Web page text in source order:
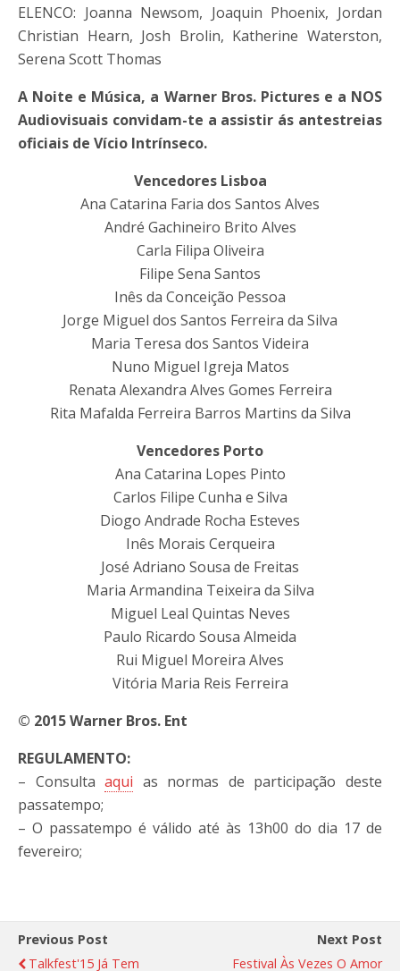
ELENCO: Joanna Newsom, Joaquin Phoenix, Jordan
Christian Hearn, Josh Brolin, Katherine Waterston,
Serena Scott Thomas
A Noite e Música, a Warner Bros. Pictures e a NOS
Audiovisuais convidam-te a assistir ás antestreias
oficiais de Vício Intrínseco.
Vencedores Lisboa
Ana Catarina Faria dos Santos Alves
André Gachineiro Brito Alves
Carla Filipa Oliveira
Filipe Sena Santos
Inês da Conceição Pessoa
Jorge Miguel dos Santos Ferreira da Silva
Maria Teresa dos Santos Videira
Nuno Miguel Igreja Matos
Renata Alexandra Alves Gomes Ferreira
Rita Mafalda Ferreira Barros Martins da Silva
Vencedores Porto
Ana Catarina Lopes Pinto
Carlos Filipe Cunha e Silva
Diogo Andrade Rocha Esteves
Inês Morais Cerqueira
José Adriano Sousa de Freitas
Maria Armandina Teixeira da Silva
Miguel Leal Quintas Neves
Paulo Ricardo Sousa Almeida
Rui Miguel Moreira Alves
Vitória Maria Reis Ferreira
© 2015 Warner Bros. Ent
REGULAMENTO:
– Consultaaqui as normas de participação deste
passatempo;
– O passatempo é válido até às 13h00 do dia 17 de
fevereiro;
Previous Post
Talkfest'15 Já Tem
Next Post
Festival Às Vezes O Amor